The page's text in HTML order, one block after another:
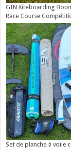
GIN Kiteboarding
Race Course
Set de planche à voile